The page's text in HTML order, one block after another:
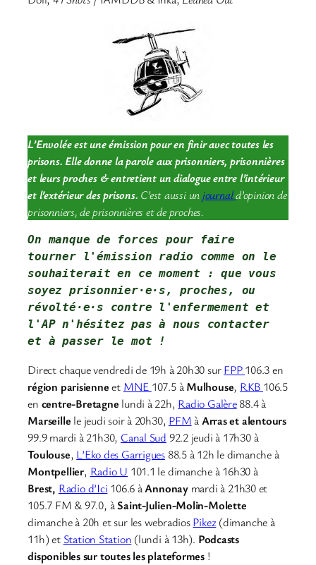
L’Envolée est une émission pour en finir avec toutes les
prisons. Elle donne la parole aux prisonniers, prisonnières
et leurs proches & entretient un dialogue entre l’intérieur
et l’extérieur des prisons. C’est aussi unjournald’opinion de
prisonniers, de prisonnières et de proches.
On manque de forces pour faire
tourner l'émission radio comme on le
souhaiterait en ce moment : que vous
soyez prisonnier·e·s, proches, ou
révolté·e·s contre l'enfermement et
l'AP n'hésitez pas à nous contacter
et à passer le mot !
Direct chaque vendredi de 19h à 20h30 surFPP106.3 en
région parisienneet MNE 107.5 àMulhouse, RKB 106.5
en centre-Bretagne lundi à 22h, Radio Galère88.4 à
Marseille le jeudi soir à 20h30, PFMàArras et alentours
99.9 mardi à 21h30, Canal Sud 92.2 jeudi à 17h30 à
Toulouse, L’Eko des Garrigues 88.5 à 12h le dimanche à
Montpellier, Radio U 101.1 le dimanche à 16h30 à
Brest, Radio d’Ici 106.6 àAnnonay mardi à 21h30 et
105.7 FM & 97.0, àSaint-Julien-Molin-Molette
dimanche à 20h et sur les webradiosPikez(dimanche à
11h) et Station Station (lundi à 13h). Podcasts
disponibles sur toutes les plateformes !